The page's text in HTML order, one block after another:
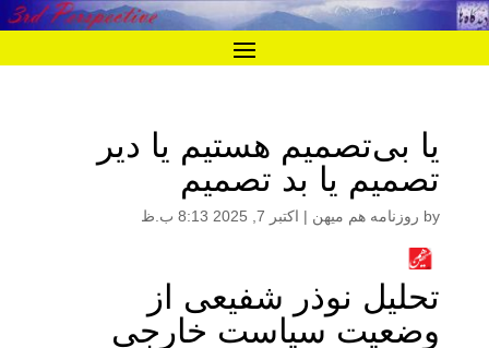
یا بی‌تصمیم هستیم یا دیر
تصمیم یا بد تصمیم
by روزنامه هم میهن | اکتبر 7, 2025 8:13 ب.ظ
تحلیل نوذر شفیعی از
وضعیت سیاست خارجی